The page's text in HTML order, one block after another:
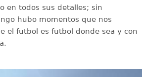
en todos sus detalles; sin
hubo momentos que nos
el futbol es futbol donde sea y con